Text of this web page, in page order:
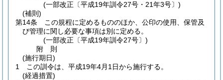
(一部改正〔平成19年訓令27号・21年3号〕)
(補則)
第14条
この規程に定めるもののほか、公印の使用、保管及
び管理に関し必要な事項は別に定める。
(一部改正〔平成19年訓令27号〕)
附 則
(施行期日)
1
この訓令は、平成19年4月1日から施行する。
(経過措置)